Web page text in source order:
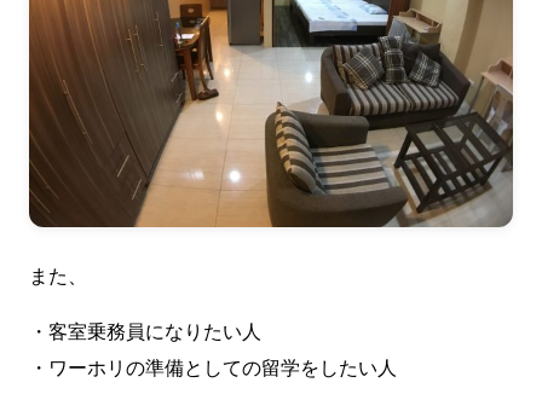
また、
・客室乗務員になりたい人
・ワーホリの準備としての留学をしたい人